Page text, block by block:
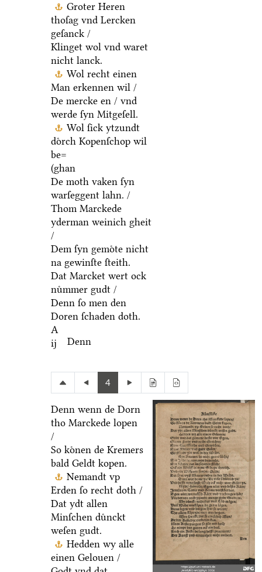
Groter Heren
thoſag vnd Lercken
geſanck /
Klinget wol vnd waret
nicht lanck.
Wol recht einen
Man erkennen wil /
De mercke en / vnd
werde ſyn Mitgeſell.
Wol ſick ytzundt
doͤrch Kopenſchop wil
be=
(ghan
De moth vaken ſyn
warſeggent lahn. /
Thom Marckede
yderman weinich gheit
/
Dem ſyn gemoͤte nicht
na gewinſte ſteith.
Dat Marcket wert ock
nuͤmmer gudt /
Denn ſo men den
Doren ſchaden doth.
A
ij
Denn
4
Denn wenn de Dorn
tho Marckede lopen
/
So koͤnen de Kremers
bald Geldt kopen.
Nemandt vp
Erden ſo recht doth /
Dat ydt allen
Minſchen duͤnckt
weſen gudt.
Hedden wy alle
einen Gelouen /